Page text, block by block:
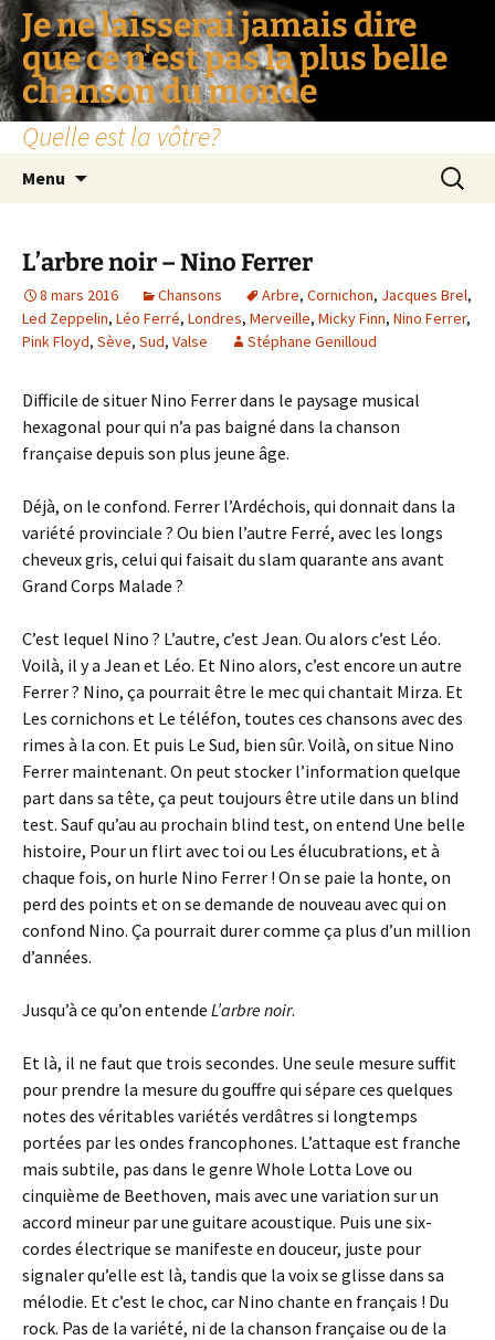
Je ne laisserai jamais dire
que ce n'est pas la plus belle
chanson du monde
Quelle est la vôtre?
Menu
L’arbre noir – Nino Ferrer
8 mars 2016 Chansons Arbre, Cornichon, Jacques Brel,
Led Zeppelin, Léo Ferré, Londres, Merveille, Micky Finn, Nino Ferrer,
Pink Floyd, Sève, Sud, Valse Stéphane Genilloud
Difficile de situer Nino Ferrer dans le paysage musical
hexagonal pour qui n’a pas baigné dans la chanson
française depuis son plus jeune âge.
Déjà, on le confond. Ferrer l’Ardéchois, qui donnait dans la
variété provinciale ? Ou bien l’autre Ferré, avec les longs
cheveux gris, celui qui faisait du slam quarante ans avant
Grand Corps Malade ?
C’est lequel Nino ? L’autre, c’est Jean. Ou alors c’est Léo.
Voilà, il y a Jean et Léo. Et Nino alors, c’est encore un autre
Ferrer ? Nino, ça pourrait être le mec qui chantait Mirza. Et
Les cornichons et Le téléfon, toutes ces chansons avec des
rimes à la con. Et puis Le Sud, bien sûr. Voilà, on situe Nino
Ferrer maintenant. On peut stocker l’information quelque
part dans sa tête, ça peut toujours être utile dans un blind
test. Sauf qu’au au prochain blind test, on entend Une belle
histoire, Pour un flirt avec toi ou Les élucubrations, et à
chaque fois, on hurle Nino Ferrer ! On se paie la honte, on
perd des points et on se demande de nouveau avec qui on
confond Nino. Ça pourrait durer comme ça plus d’un million
d’années.
Jusqu’à ce qu’on entende L’arbre noir.
Et là, il ne faut que trois secondes. Une seule mesure suffit
pour prendre la mesure du gouffre qui sépare ces quelques
notes des véritables variétés verdâtres si longtemps
portées par les ondes francophones. L’attaque est franche
mais subtile, pas dans le genre Whole Lotta Love ou
cinquième de Beethoven, mais avec une variation sur un
accord mineur par une guitare acoustique. Puis une six-
cordes électrique se manifeste en douceur, juste pour
signaler qu’elle est là, tandis que la voix se glisse dans sa
mélodie. Et c’est le choc, car Nino chante en français ! Du
rock. Pas de la variété, ni de la chanson française ou de la